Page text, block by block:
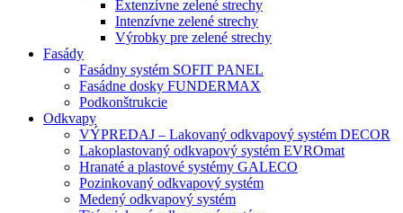
Extenzívne zelené strechy
Intenzívne zelené strechy
Výrobky pre zelené strechy
Fasády
Fasádny systém SOFIT PANEL
Fasádne dosky FUNDERMAX
Podkonštrukcie
Odkvapy
VÝPREDAJ – Lakovaný odkvapový systém DECOR
Lakoplastovaný odkvapový systém EVROmat
Hranaté a plastové systémy GALECO
Pozinkovaný odkvapový systém
Medený odkvapový systém